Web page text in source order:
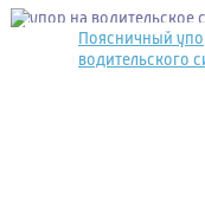
Поясничный
водительского